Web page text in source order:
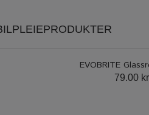
EVOBRITE
79.00 kr